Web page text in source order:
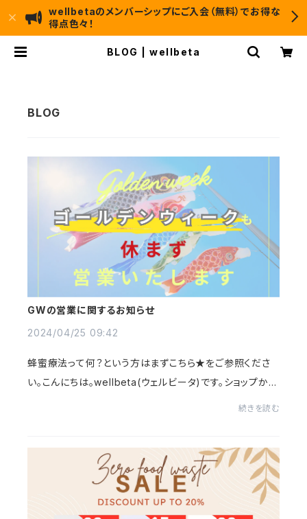
wellbetaのメンバーシップにご入会（無料）でお得な
得点色々！
BLOG | wellbeta
GWの営業に関するお知らせ
2024/04/25 09:42
蜂蜜療法って何？という方はまずこちら★をご参照くださ
い。こんにちは。wellbeta(ウェルビータ)です。ショップから
続きを読む